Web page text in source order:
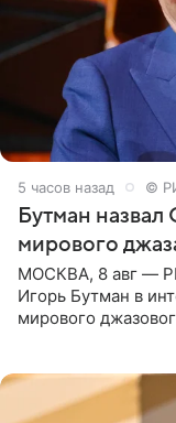
5 часов назад ©
Бутман
мирового
МОСКВА, 8 авг —
Игорь Бутман в
мирового